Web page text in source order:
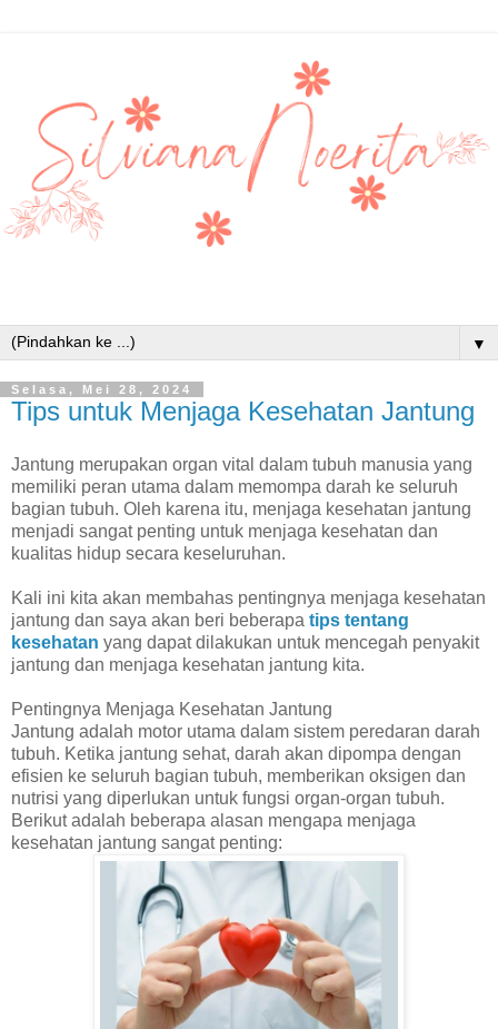
▼
Selasa, Mei 28, 2024
Tips untuk Menjaga Kesehatan Jantung
Jantung merupakan organ vital dalam tubuh manusia yang
memiliki peran utama dalam memompa darah ke seluruh
bagian tubuh. Oleh karena itu, menjaga kesehatan jantung
menjadi sangat penting untuk menjaga kesehatan dan
kualitas hidup secara keseluruhan.
Kali ini kita akan membahas pentingnya menjaga kesehatan
jantung dan saya akan beri beberapa tips tentang
kesehatan yang dapat dilakukan untuk mencegah penyakit
jantung dan menjaga kesehatan jantung kita.
Pentingnya Menjaga Kesehatan Jantung
Jantung adalah motor utama dalam sistem peredaran darah
tubuh. Ketika jantung sehat, darah akan dipompa dengan
efisien ke seluruh bagian tubuh, memberikan oksigen dan
nutrisi yang diperlukan untuk fungsi organ-organ tubuh.
Berikut adalah beberapa alasan mengapa menjaga
kesehatan jantung sangat penting: